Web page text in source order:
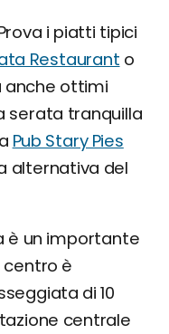
i piatti tipici
Restaurant o
anche ottimi
serata tranquilla
Pub Stary Pies
alternativa del
è un importante
centro è
di 10
centrale